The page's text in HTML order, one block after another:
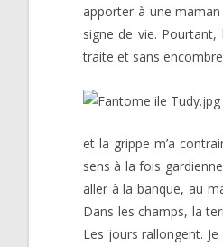
apporter à une
signe de vie.
traite et sans
et la grippe m’a
sens à la fois
aller à la banque, au
Dans les champs, la
Les jours rallongent.